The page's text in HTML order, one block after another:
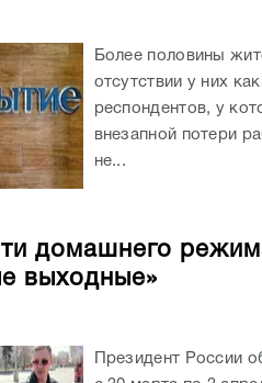
Более половины
отсутствии у них
респондентов, у
внезапной потери
не...
домашнего
выходные»
Президент России